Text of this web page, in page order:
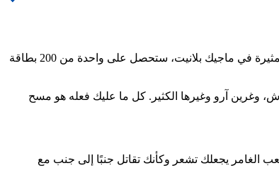
ستوحاة من النسخة المحمولة للعبة إنجاستس: غودز أمونغ أس، تقدّم إنجاستس أركيد تجربة مختلفة عن ألعاب الأركيد التقليدية. عند لعب هذه اللعبة المثيرة في ماجيك بلانيت، ستحصل على واحدة من 200 بطاقة
وغرين آرو وغيرها الكثير. كل ما عليك فعله هو مسح
الغامر يجعلك تشعر وكأنك تقاتل جنبًا إلى جنب مع